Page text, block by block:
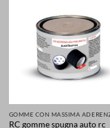
RC gomme spugna auto rc